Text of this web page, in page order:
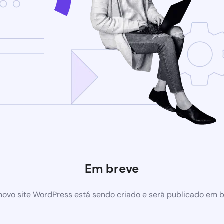
Em breve
site WordPress está sendo criado e será publicado em